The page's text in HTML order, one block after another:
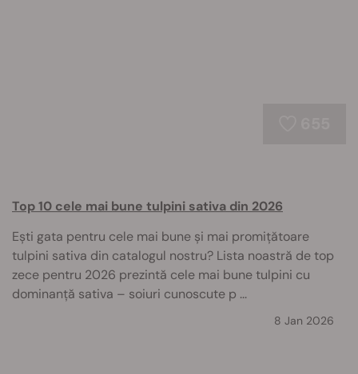
Top 10 cele mai bune tulpini sativa din 2026
Ești gata pentru cele mai bune și mai promițătoare
tulpini sativa din catalogul nostru? Lista noastră de top
zece pentru 2026 prezintă cele mai bune tulpini cu
dominanță sativa – soiuri cunoscute p ...
8 Jan 2026